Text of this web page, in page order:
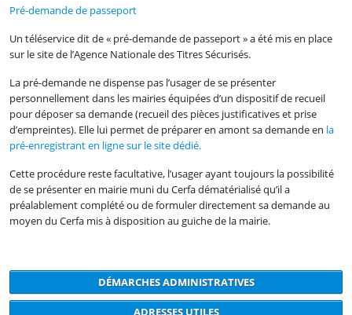
Pré-demande de passeport
Un téléservice dit de « pré-demande de passeport » a été mis en place
sur le site de l’Agence Nationale des Titres Sécurisés.
La pré-demande ne dispense pas l’usager de se présenter
personnellement dans les mairies équipées d’un dispositif de recueil
pour déposer sa demande (recueil des pièces justificatives et prise
d’empreintes). Elle lui permet de préparer en amont sa demande en la
pré-enregistrant en ligne sur le site dédié.
Cette procédure reste facultative, l’usager ayant toujours la possibilité
de se présenter en mairie muni du Cerfa dématérialisé qu’il a
préalablement complété ou de formuler directement sa demande au
moyen du Cerfa mis à disposition au guiche de la mairie.
DÉMARCHES ADMINISTRATIVES
ADRESSES UTILES